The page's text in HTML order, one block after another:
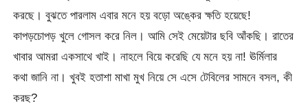
করছে। বুঝতে পারলাম এবার মনে হয় বড়ো অঙ্কের ক্ষতি হয়েছে!
কাপড়চোপড় খুলে গোসল করে নিল। আমি সেই মেয়েটার ছবি আঁকছি। রাতের
খাবার আমরা একসাথে খাই। নাহলে বিয়ে করেছি যে মনে হয় না! ঊর্মিলার
কথা জানি না। খুবই হতাশা মাখা মুখ নিয়ে সে এসে টেবিলের সামনে বসল, কী
করছ?